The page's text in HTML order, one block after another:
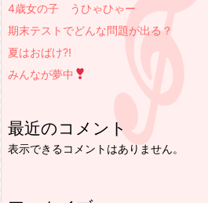
4歳女の子 うひゃひゃー
期末テストでどんな問題が出る？
夏はおばけ⁈
みんなが夢中
最近のコメント
表示できるコメントはありません。